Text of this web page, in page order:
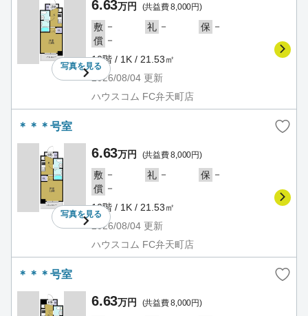
写真を見る
6.63万円 (共益費 8,000円)
敷 － 礼 － 保 －
償 －
10階 / 1K / 21.53㎡
2026/08/04 更新
ハウスコム FC弁天町店
＊＊＊号室
写真を見る
6.63万円 (共益費 8,000円)
敷 － 礼 － 保 －
償 －
10階 / 1K / 21.53㎡
2026/08/04 更新
ハウスコム FC弁天町店
＊＊＊号室
6.63万円 (共益費 8,000円)